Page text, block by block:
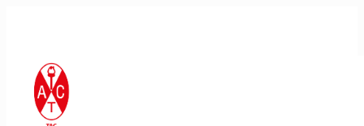
En Son Eklenenler